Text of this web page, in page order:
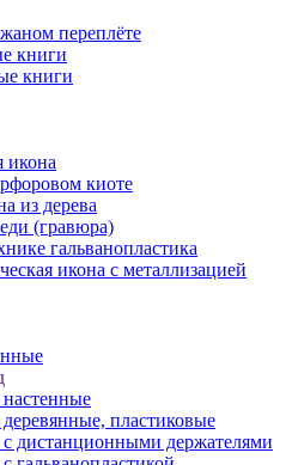
переплёте
книги
книги
икона
киоте
из дерева
(гравюра)
гальванопластика
икона с металлизацией
пластиковые
дистанционными держателями